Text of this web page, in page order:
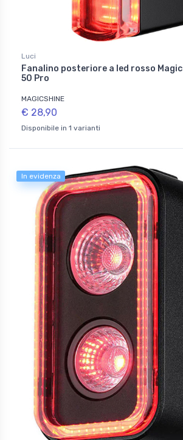
Luci
Fanalino posteriore a led rosso
50 Pro
MAGICSHINE
€ 28,90
Disponibile in 1 varianti
In evidenza